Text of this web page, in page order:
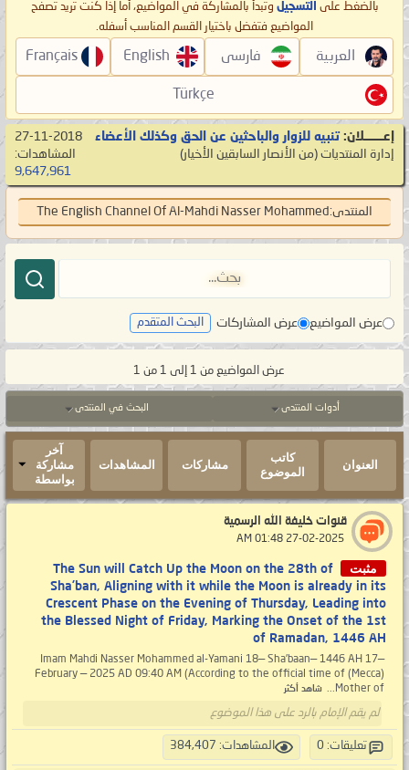
بالضغط على التسجيل وتبدأ بالمشاركة في المواضيع، أما إذا كنت تريد تصفح
المواضيع فتفضل باختيار القسم المناسب أسفله.
العربية فارسی English
Français
Türkçe
إعـــــــلان: تنبيه للزوار والباحثين عن الحق وكذلك الأعضاء
إدارة المنتديات ‏(من الأنصار السابقين الأخيار)
27-11-2018
المشاهدات:
9,647,961
المنتدى:The English Channel Of Al-Mahdi Nasser Mohammed
عرض المواضيع عرض المشاركات البحث المتقدم
عرض المواضيع من 1 إلى 1 من 1
أدوات المنتدى البحث في المنتدى
العنوان
كاتب
الموضوع
مشاركات المشاهدات
آخر
مشاركة
بواسطة
قنوات خليفة الله الرسمية
مثبت
The Sun will Catch Up the Moon on the 28th of
Sha’ban, Aligning with it while the Moon is already in its
Crescent Phase on the Evening of Thursday, Leading into
the Blessed Night of Friday, Marking the Onset of the 1st
of Ramadan, 1446 AH
Imam Mahdi Nasser Mohammed al-Yamani 18— Sha’baan— 1446 AH 17—
February — 2025 AD 09:40 AM (According to the official time of (Mecca)
Mother of...
شاهد أكثر
لم يقم الإمام بالرد على هذا الموضوع
تعليقات: 0 المشاهدات: 384,407